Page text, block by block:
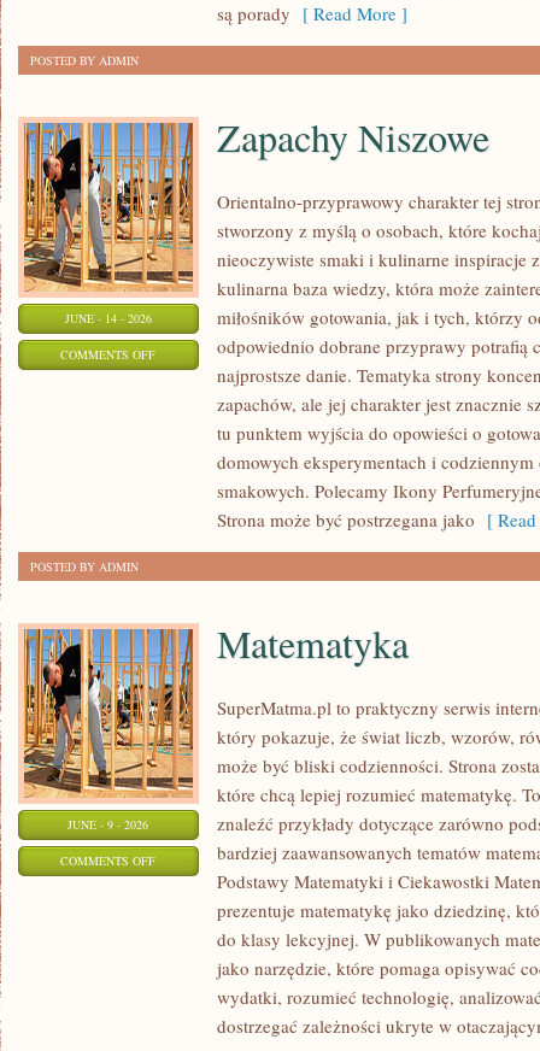
są porady [ Read More ]
POSTED BY ADMIN
JUNE - 14 - 2026
COMMENTS OFFON
Zapachy Niszowe
Orientalno-przyprawowy charakter tej
stworzony z myślą o osobach, które
nieoczywiste smaki i kulinarne inspiracje
kulinarna baza wiedzy, która może
miłośników gotowania, jak i tych, którzy
odpowiednio dobrane przyprawy potrafią
najprostsze danie. Tematyka strony
zapachów, ale jej charakter jest znacznie
tu punktem wyjścia do opowieści o
domowych eksperymentach i
smakowych. Polecamy Ikony
Strona może być postrzegana jako [
POSTED BY ADMIN
JUNE - 9 - 2026
COMMENTS OFFON
MATEMATYKA
Matematyka
SuperMatma.pl to praktyczny serwis
który pokazuje, że świat liczb, wzorów,
może być bliski codzienności. Strona
które chcą lepiej rozumieć matematykę.
znaleźć przykłady dotyczące zarówno
bardziej zaawansowanych tematów
Podstawy Matematyki i Ciekawostki
prezentuje matematykę jako dziedzinę,
do klasy lekcyjnej. W publikowanych
jako narzędzie, które pomaga opisywać
wydatki, rozumieć technologię,
dostrzegać zależności ukryte w